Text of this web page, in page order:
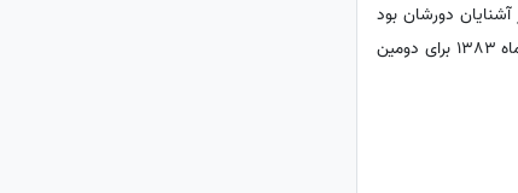
سال 81 با دختری بنام مریم که از آشنایان دورشان بود
ازدواج کرد و صاحب دختری بنام دنیز شد اما این وصلت سرانجام بعد از مدت کوتاهی به طلاق منجر شد.او در اول بهمن ماه 1383 برای دومین